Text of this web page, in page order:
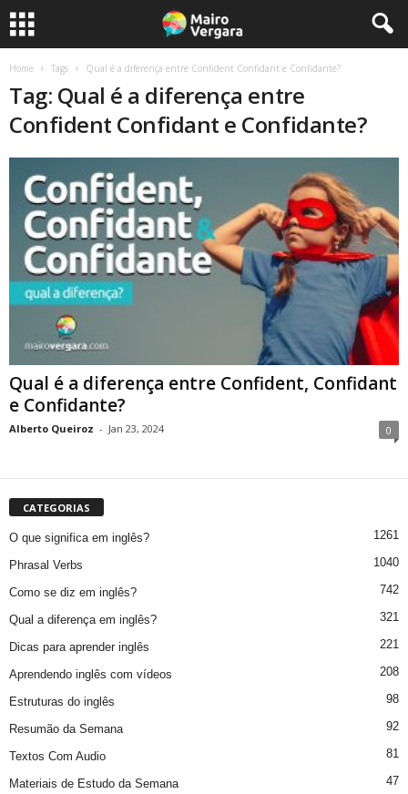
Home Tags Qual é a diferença entre Confident Confidant e Confidante?
Tag: Qual é a diferença entre
Confident Confidant e Confidante?
Qual é a diferença entre Confident, Confidant
e Confidante?
Alberto Queiroz - Jan 23, 2024 0
CATEGORIAS
O que significa em inglês? 1261
Phrasal Verbs 1040
Como se diz em inglês? 742
Qual a diferença em inglês? 321
Dicas para aprender inglês 221
Aprendendo inglês com vídeos 208
Estruturas do inglês 98
Resumão da Semana 92
Textos Com Audio 81
Materiais de Estudo da Semana 47